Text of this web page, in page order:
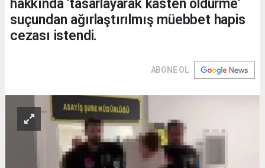
hakkında 'tasarlayarak kasten öldürme'
suçundan ağırlaştırılmış müebbet hapis
cezası istendi.
ABONE OL